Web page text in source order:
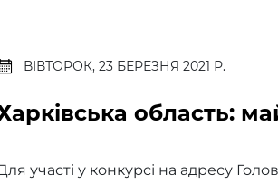
ВІВТОРОК, 23 БЕРЕЗНЯ 2021 Р.
область:
участі у конкурсі на адресу